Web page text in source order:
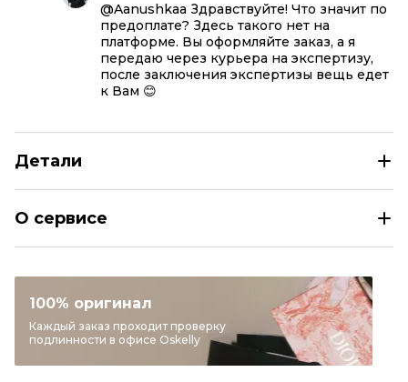
@Aanushkaa Здравствуйте! Что значит по
предоплате? Здесь такого нет на
платформе. Вы оформляйте заказ, а я
передаю через курьера на экспертизу,
после заключения экспертизы вещь едет
к Вам 😊
Детали
Категория
Сумки с короткими ручками
Бренд
GUCCI
Материал сумок
Другое
О сервисе
100% оригинал
Каждый заказ проходит проверку
подлинности в офисе Oskelly